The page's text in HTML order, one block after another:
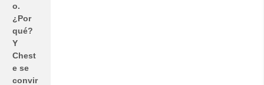
o.
¿Por
qué?
Y
Chest
e se
convir